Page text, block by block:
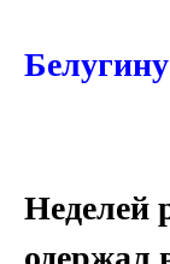
Неделей